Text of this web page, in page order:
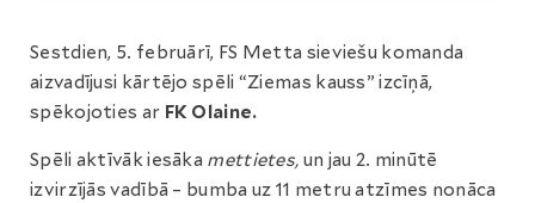
Sestdien, 5. februārī, FS Metta sieviešu komanda
aizvadījusi kārtējo spēli “Ziemas kauss” izcīņā,
spēkojoties ar FK Olaine.
Spēli aktīvāk iesāka mettietes, un jau 2. minūtē
izvirzījās vadībā – bumba uz 11 metru atzīmes nonāca